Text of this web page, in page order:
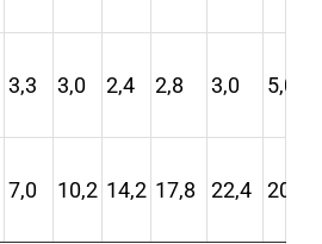
3,3 3,0 2,4 2,8 3,0 5,0
7,0 10,2 14,2 17,8 22,4 20,2